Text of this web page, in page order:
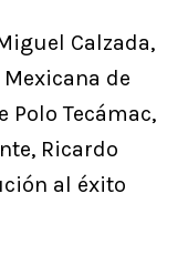
Calzada,
de
Polo Tecámac,
Ricardo
al éxito